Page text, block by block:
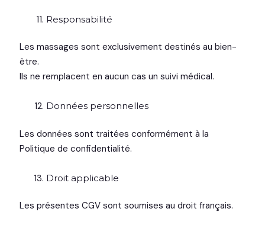
Responsabilité
Les massages sont exclusivement destinés au bien-
être.
Ils ne remplacent en aucun cas un suivi médical.
Données personnelles
Les données sont traitées conformément à la
Politique de confidentialité.
Droit applicable
Les présentes CGV sont soumises au droit français.